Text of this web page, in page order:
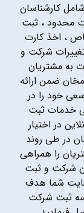
کارشناسان
محدود ، ثبت
، اخذ کارت
شرکت و
به مشتریان
ضمن ارائه
خود را در
خدمات ثبت
در اختیار
در طی روند
را همراهی
شرکت و ثبت
شما هدف
ثبت شرکت